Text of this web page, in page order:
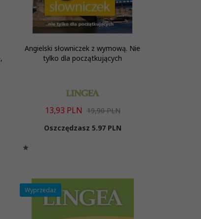
Angielski słowniczek z wymową. Nie
tylko dla początkujących
13,93 PLN 19,90 PLN
Oszczędzasz 5.97 PLN
Wyprzedaż